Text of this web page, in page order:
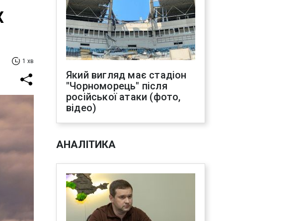
1 хв
Який вигляд має стадіон
"Чорноморець" після
російської атаки (фото,
відео)
АНАЛІТИКА